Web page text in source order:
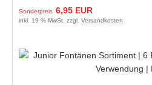
Sonderpreis 6,95 EUR
inkl. 19 % MwSt. zzgl. Versandkosten